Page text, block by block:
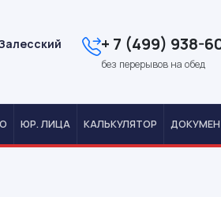
+ 7 (499) 938-
без перерывов на обед
ЮР. ЛИЦА КАЛЬКУЛЯТОР